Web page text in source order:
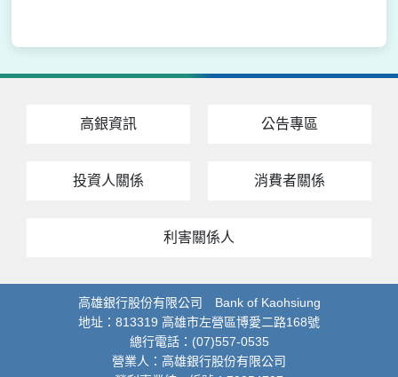
高銀資訊 公告專區
投資人關係 消費者關係
利害關係人
高雄銀行股份有限公司 Bank of Kaohsiung
地址：813319 高雄市左營區博愛二路168號
總行電話：(07)557-0535
營業人：高雄銀行股份有限公司